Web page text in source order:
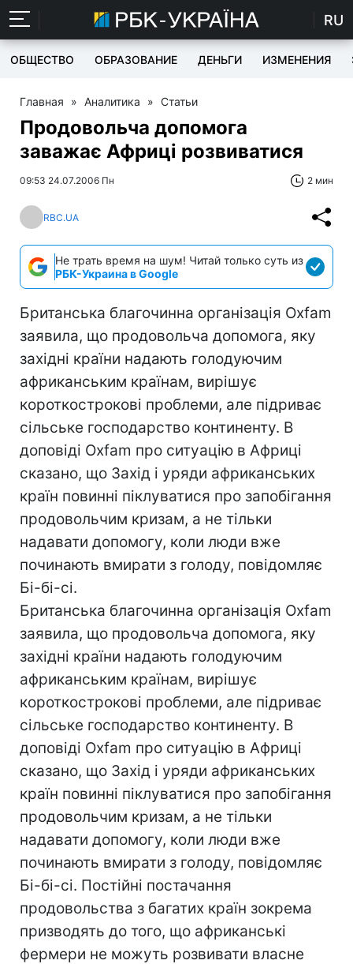
RU
ОБЩЕСТВО ОБРАЗОВАНИЕ ДЕНЬГИ ИЗМЕНЕНИЯ
Главная » Аналитика » Статьи
Продовольча допомога
заважає Африці розвиватися
09:53 24.07.2006 Пн 2 мин
RBC.UA
Не трать время на шум! Читай только суть из
РБК-Украина в Google
Британська благочинна організація Oxfam
заявила, що продовольча допомога, яку
західні країни надають голодуючим
африканським країнам, вирішує
короткострокові проблеми, але підриває
сільське господарство континенту. В
доповіді Oxfam про ситуацію в Африці
сказано, що Захід і уряди африканських
країн повинні піклуватися про запобігання
продовольчим кризам, а не тільки
надавати допомогу, коли люди вже
починають вмирати з голоду, повідомляє
Бі-бі-сі.
Британська благочинна організація Oxfam
заявила, що продовольча допомога, яку
західні країни надають голодуючим
африканським країнам, вирішує
короткострокові проблеми, але підриває
сільське господарство континенту. В
доповіді Oxfam про ситуацію в Африці
сказано, що Захід і уряди африканських
країн повинні піклуватися про запобігання
продовольчим кризам, а не тільки
надавати допомогу, коли люди вже
починають вмирати з голоду, повідомляє
Бі-бі-сі. Постійні постачання
продовольства з багатих країн зокрема
призводять до того, що африканські
фермери не можуть розвивати власне